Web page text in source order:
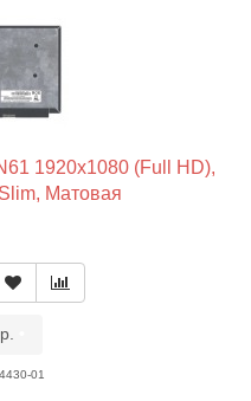
1920x1080 (Full HD),
Матовая
01